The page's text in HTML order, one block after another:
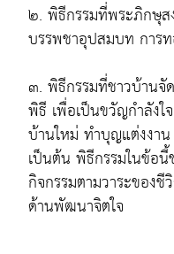
๒. พิธีกรรมที่พระภิกษุส
บรรพชาอุปสมบท การ
๓. พิธีกรรมที่ชาวบ้าน
พิธี เพื่อเป็นขวัญกำลัง
บ้านใหม่ ทำบุญแต่งงา
เป็นต้น พิธีกรรมในข้อ
กิจกรรมตามวาระของ
ด้านพัฒนาจิตใจ